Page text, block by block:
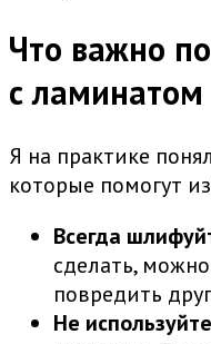
Что важно
с ламинатом
Я на практике
которые помогут
Всегда
сделать,
повредить
Не